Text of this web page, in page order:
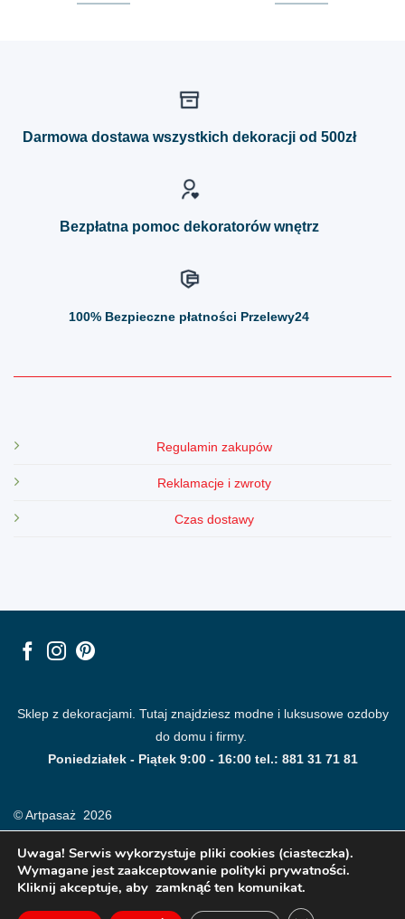
można
Darmowa dostawa wszystkich dekoracji od 500zł
Bezpłatna pomoc dekoratorów wnętrz
100% Bezpieczne płatności Przelewy24
Regulamin zakupów
Reklamacje i zwroty
Czas dostawy
Sklep z dekoracjami. Tutaj znajdziesz modne i luksusowe ozdoby
do domu i firmy.
Poniedziałek - Piątek 9:00 - 16:00 tel.: 881 31 71 81
© Artpasaż 2026
Uwaga! Serwis wykorzystuje pliki cookies (ciasteczka).
Wymagane jest zaakceptowanie polityki prywatności.
Kliknij akceptuje, aby zamknąć ten komunikat.